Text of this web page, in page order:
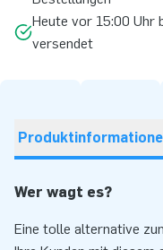
Heute vor 15:00 Uhr
versendet
Wer wagt es?
Eine tolle alternative